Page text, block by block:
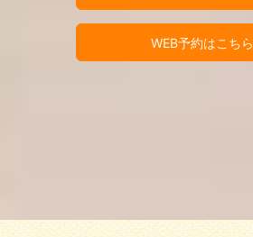
WEB予約はこちら